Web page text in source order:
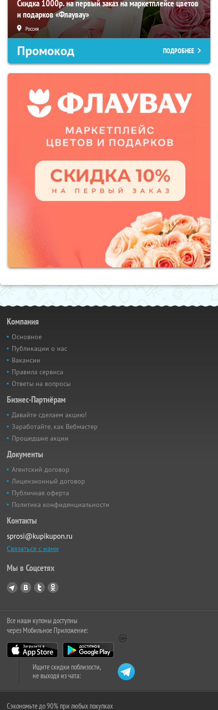
Скидка 1000р. на первый заказ на маркетплейсе цветов
и подарков «Флаувау»
Россия
Промокод ПОДРОБНЕЕ
Компания
Основное
Публикации о нас
Вакансии
Правила сервиса
Ответы на вопросы
Бизнес-Партнёрам
Давайте сделаем акцию!
Заработайте, как Вебмастер
Прошедшие акции
Документы
Агентский договор
Лицензионный договор
Публичная оферта
Политика конфиденциальности
Контакты
sprosi@kupikupon.ru
Связаться с нами
Мы в Соцсетях
Все наши купоны доступны
через Мобильное Приложение:
Ищите скидки поблизости,
не выходя из чата:
Сэкономьте до 90% при любых покупках